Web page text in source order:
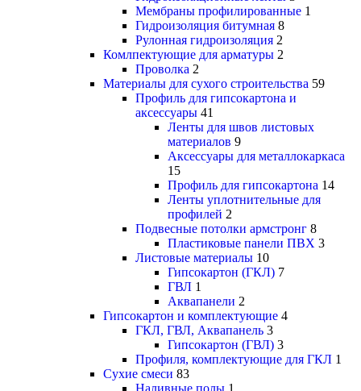
Мембраны профилированные 1
Гидроизоляция битумная 8
Рулонная гидроизоляция 2
Комлпектующие для арматуры 2
Проволка 2
Материалы для сухого строительства 59
Профиль для гипсокартона и
аксессуары 41
Ленты для швов листовых
материалов 9
Аксессуары для металлокаркаса
15
Профиль для гипсокартона 14
Ленты уплотнительные для
профилей 2
Подвесные потолки армстронг 8
Пластиковые панели ПВХ 3
Листовые материалы 10
Гипсокартон (ГКЛ) 7
ГВЛ 1
Аквапанели 2
Гипсокартон и комплектующие 4
ГКЛ, ГВЛ, Аквапанель 3
Гипсокартон (ГВЛ) 3
Профиля, комплектующие для ГКЛ 1
Сухие смеси 83